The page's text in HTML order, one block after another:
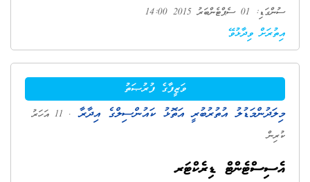
ސުންގަޑި: 01 ސެޕްޓެންބަރު 2015 14:00
އިތުރަށް ވިދާޅުވޭ
ވަޒީފާގެ ފުރުޞަތު
މިލަދުންމަޑުލު އުތުރުބުރީ އަތޮޅު ކައުންސިލްގެ އިދާރާ
. 11 އަހަރު
ކުރިން
އެސިސްޓެންޓް ޑިރެކްޓަރ